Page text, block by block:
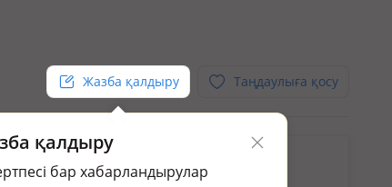
Жазба қалдыру
қалдыру
бар хабарландырулар
Таңдаулыға қосу
Жер үй мен саяжай сату в Астане